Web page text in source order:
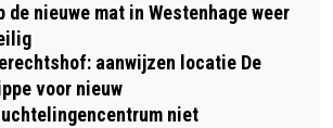
de nieuwe mat in Westenhage weer
aanwijzen locatie De
voor nieuw
niet